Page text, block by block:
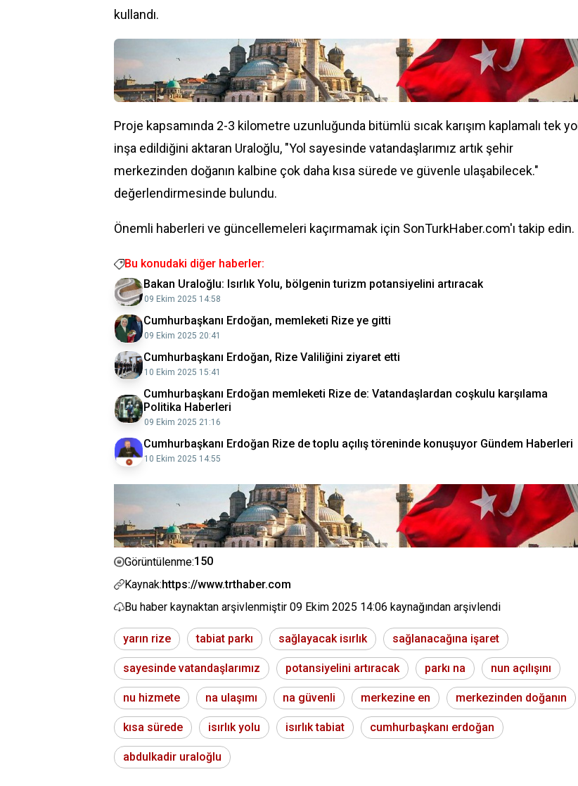
kullandı.
Proje kapsamında 2-3 kilometre uzunluğunda bitümlü sıcak karışım kaplamalı tek yol
inşa edildiğini aktaran Uraloğlu, "Yol sayesinde vatandaşlarımız artık şehir
merkezinden doğanın kalbine çok daha kısa sürede ve güvenle ulaşabilecek."
değerlendirmesinde bulundu.
Önemli haberleri ve güncellemeleri kaçırmamak için SonTurkHaber.com'ı takip edin.
Bu konudaki diğer haberler:
Bakan Uraloğlu: Isırlık Yolu, bölgenin turizm potansiyelini artıracak
09 Ekim 2025 14:58
Cumhurbaşkanı Erdoğan, memleketi Rize ye gitti
09 Ekim 2025 20:41
Cumhurbaşkanı Erdoğan, Rize Valiliğini ziyaret etti
10 Ekim 2025 15:41
Cumhurbaşkanı Erdoğan memleketi Rize de: Vatandaşlardan coşkulu karşılama
Politika Haberleri
09 Ekim 2025 21:16
Cumhurbaşkanı Erdoğan Rize de toplu açılış töreninde konuşuyor Gündem Haberleri
10 Ekim 2025 14:55
Görüntülenme:150
Kaynak:https://www.trthaber.com
Bu haber kaynaktan arşivlenmiştir 09 Ekim 2025 14:06 kaynağından arşivlendi
yarın rize tabiat parkı sağlayacak isırlık sağlanacağına işaret
sayesinde vatandaşlarımız potansiyelini artıracak parkı na nun açılışını
nu hizmete na ulaşımı na güvenli merkezine en merkezinden doğanın
kısa sürede isırlık yolu isırlık tabiat cumhurbaşkanı erdoğan
abdulkadir uraloğlu